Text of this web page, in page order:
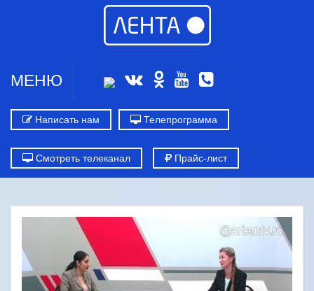
МЕНЮ
Написать нам Телепрограмма
Смотреть телеканал Прайс-лист